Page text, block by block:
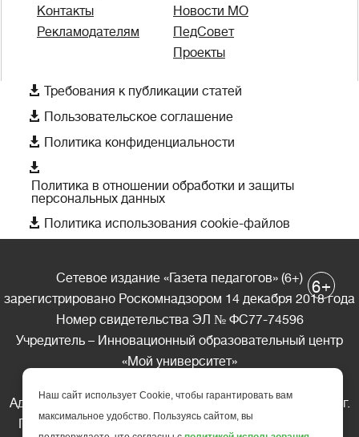
Контакты
Рекламодателям
Новости МО
ПедСовет
Проекты
 Требования к публикации статей
 Пользовательское соглашение
 Политика конфиденциальности

Политика в отношении обработки и защиты
персональных данных
 Политика использования cookie-файлов
Сетевое издание «Газета педагогов» (6+)
зарегистрировано Роскомнадзором 14 декабря 2018 года
Номер свидетельства ЭЛ № ФС77-74596
Учредитель – Инновационный образовательный центр
«Мой университет»
Адрес редакции: 185035 Россия, Республика Карелия, г.
Петрозаводск, ул. Фридриха Энгельса д.10, офис 211
6+
Наш сайт использует Cookie, чтобы гарантировать вам
максимальное удобство. Пользуясь сайтом, вы